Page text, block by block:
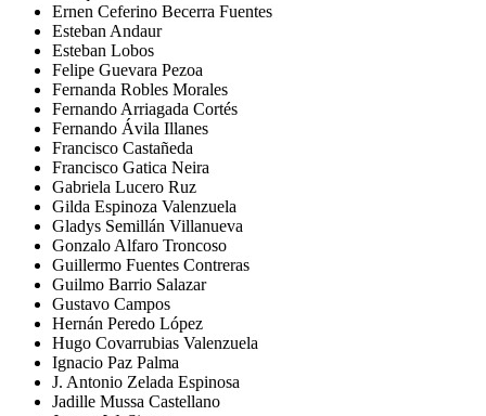
Ernen Ceferino Becerra Fuentes
Esteban Andaur
Esteban Lobos
Felipe Guevara Pezoa
Fernanda Robles Morales
Fernando Arriagada Cortés
Fernando Ávila Illanes
Francisco Castañeda
Francisco Gatica Neira
Gabriela Lucero Ruz
Gilda Espinoza Valenzuela
Gladys Semillán Villanueva
Gonzalo Alfaro Troncoso
Guillermo Fuentes Contreras
Guilmo Barrio Salazar
Gustavo Campos
Hernán Peredo López
Hugo Covarrubias Valenzuela
Ignacio Paz Palma
J. Antonio Zelada Espinosa
Jadille Mussa Castellano